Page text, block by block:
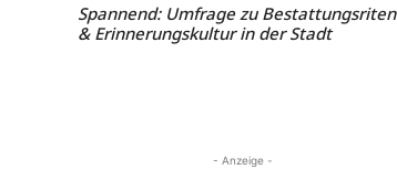
Spannend: Umfrage zu Bestattungsriten
& Erinnerungskultur in der Stadt
- Anzeige -